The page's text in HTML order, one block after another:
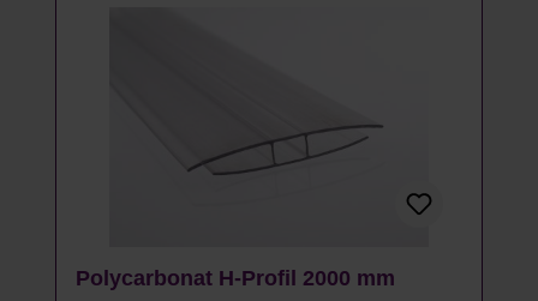
Polycarbonat H-Profil 2000 mm